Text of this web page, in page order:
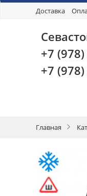
Доставка
+7 (978)
+7 (978)
Главная